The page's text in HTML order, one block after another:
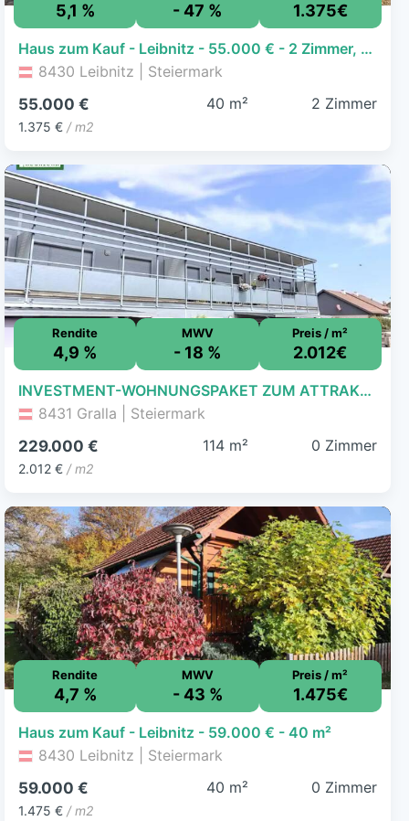
5,1 % - 47 % 1.375€
Haus zum Kauf - Leibnitz - 55.000 € - 2 Zimmer, 40 m², 138 m² Grundstück
8430 Leibnitz | Steiermark
55.000 €
1.375 € / m2
40 m² 2 Zimmer
Rendite
4,9 %
MWV
- 18 %
Preis / m²
2.012€
INVESTMENT-WOHNUNGSPAKET ZUM ATTRAKTIVEN PREIS! 2 WOHNUNGEN + 2 PKW Stellplätze in gebrauchtem Neubauhaus!
8431 Gralla | Steiermark
229.000 €
2.012 € / m2
114 m² 0 Zimmer
Rendite
4,7 %
MWV
- 43 %
Preis / m²
1.475€
Haus zum Kauf - Leibnitz - 59.000 € - 40 m²
8430 Leibnitz | Steiermark
59.000 €
1.475 € / m2
40 m² 0 Zimmer